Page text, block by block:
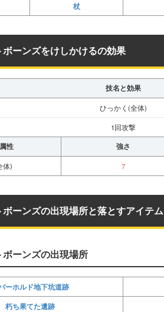
杖
ーンズをけしかけるの効果
技名と効果
ひっかく(全体)
1回攻撃
性 強さ
体) 7
ーンズの出現場所と落とすアイテム
ーンズの出現場所
ーホルド地下坑道跡
朽ち果てた遺跡